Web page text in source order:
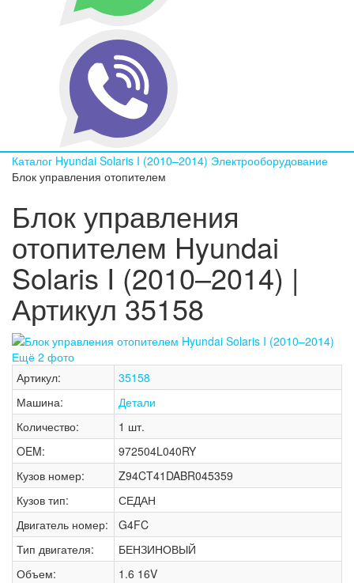
Каталог Hyundai Solaris I (2010–2014) Электрооборудование
Блок управления отопителем
Блок управления
отопителем Hyundai
Solaris I (2010–2014) |
Артикул 35158
Ещё 2 фото
Артикул:
35158
Машина:
Детали
Количество:
1 шт.
OEM:
972504L040RY
Кузов номер:
Z94CT41DABR045359
Кузов тип:
СЕДАН
Двигатель номер:
G4FC
Тип двигателя:
БЕНЗИНОВЫЙ
Объем:
1.6 16V